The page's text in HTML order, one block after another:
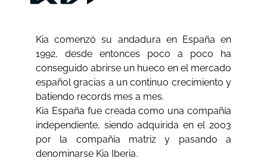
Kia comenzó su andadura en España en
1992, desde entonces poco a poco ha
conseguido abrirse un hueco en el mercado
español gracias a un continuo crecimiento y
batiendo records mes a mes.
Kia España fue creada como una compañía
independiente, siendo adquirida en el 2003
por la compañía matriz y pasando a
denominarse Kia Iberia.